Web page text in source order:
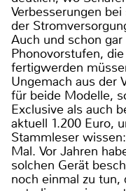
Verbesserungen
der
Auch und schon
Phonovorstufen,
fertigwerden
Ungemach aus der
für beide Modelle,
Exclusive als auch
aktuell 1.200 Euro,
Stammleser
Mal. Vor Jahren
solchen Gerät
noch einmal zu tun,